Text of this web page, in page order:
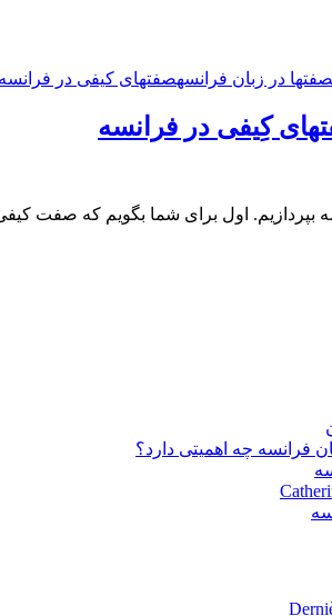
صفتها در زبان فرانسهصفتهای کیفی در فرانسه
کِیفی در فرانسه
بپردازیم. اول برای شما بگویم که
فرانسه چه اهمیتی دارد؟